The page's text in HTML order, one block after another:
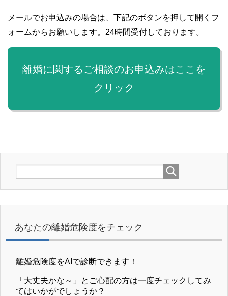
メールでお申込みの場合は、下記のボタンを押して開くフ
ォームからお願いします。24時間受付しております。
離婚に関するご相談のお申込みはここを
クリック
あなたの離婚危険度をチェック
離婚危険度をAIで診断できます！
「大丈夫かな～」とご心配の方は一度チェックしてみ
てはいかがでしょうか？